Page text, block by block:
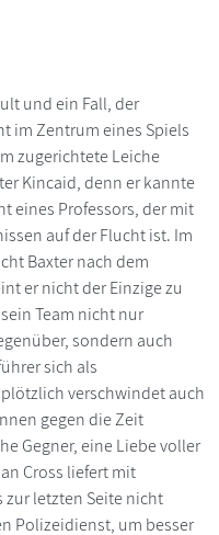
und ein Fall, der
im Zentrum eines Spiels
zugerichtete Leiche
Kincaid, denn er kannte
eines Professors, der mit
auf der Flucht ist. Im
Baxter nach dem
er nicht der Einzige zu
Team nicht nur
sondern auch
sich als
verschwindet auch
gegen die Zeit
Gegner, eine Liebe voller
Cross liefert mit
letzten Seite nicht
Polizeidienst, um besser